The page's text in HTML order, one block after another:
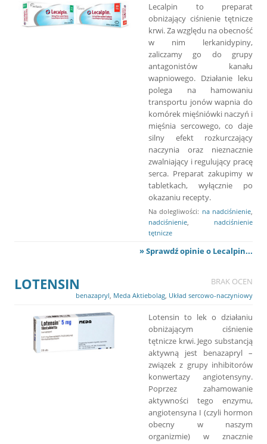
Lecalpin to preparat
obniżający ciśnienie tętnicze
krwi. Za względu na obecność
w nim lerkanidypiny,
zaliczamy go do grupy
antagonistów kanału
wapniowego. Działanie leku
polega na hamowaniu
transportu jonów wapnia do
komórek mięśniówki naczyń i
mięśnia sercowego, co daje
silny efekt rozkurczający
naczynia oraz nieznacznie
zwalniający i regulujący pracę
serca. Preparat zakupimy w
tabletkach, wyłącznie po
okazaniu recepty.
Na dolegliwości: na nadciśnienie
nadciśnienie
nadciśnienie
tętnicze
» Sprawdź opinie o Lecalpin...
LOTENSIN BRAK OCEN
benazapryl Meda Aktiebolag Układ sercowo-naczyniowy
Lotensin to lek o działaniu
obniżającym ciśnienie
tętnicze krwi. Jego substancją
aktywną jest benazapryl –
związek z grupy inhibitorów
konwertazy angiotensyny.
Poprzez zahamowanie
aktywności tego enzymu,
angiotensyna I (czyli hormon
obecny w naszym
organizmie) w znacznie